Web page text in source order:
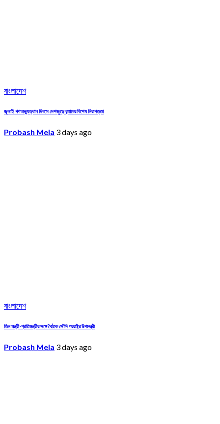
বাংলাদেশ
জুলাই গণঅভ্যুত্থান দিবসে দেশজুড়ে র‌্যাবের বিশেষ নিরাপত্তা
Probash Mela 3 days ago
বাংলাদেশ
তিন মন্ত্রী-প্রতিমন্ত্রীর সঙ্গে বৈঠকে সৌদি পররাষ্ট্র উপমন্ত্রী
Probash Mela 3 days ago